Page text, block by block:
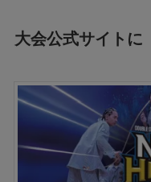
大会公式サイトに